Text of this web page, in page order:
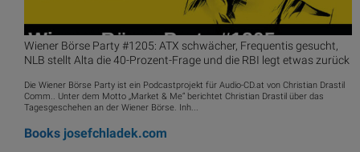
Wiener Börse Party #1205: ATX schwächer, Frequentis gesucht,
NLB stellt Alta die 40-Prozent-Frage und die RBI legt etwas zurück
Die Wiener Börse Party ist ein Podcastprojekt für Audio-CD.at von Christian Drastil
Comm.. Unter dem Motto „Market & Me“ berichtet Christian Drastil über das
Tagesgeschehen an der Wiener Börse. Inh...
Books josefchladek.com